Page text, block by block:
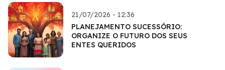
21/07/2026 - 12:36
PLANEJAMENTO SUCESSÓRIO:
ORGANIZE O FUTURO DOS SEUS
ENTES QUERIDOS